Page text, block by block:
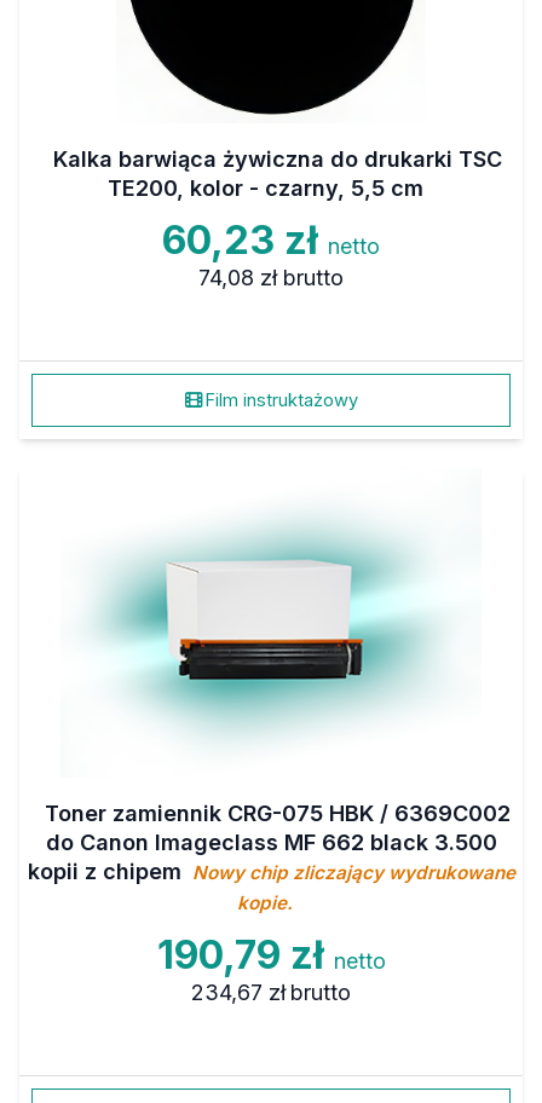
Kalka barwiąca żywiczna do drukarki TSC
TE200, kolor - czarny, 5,5 cm
60,23 zł netto
74,08 zł brutto
Film instruktażowy
Toner zamiennik CRG-075 HBK / 6369C002
do Canon Imageclass MF 662 black 3.500
kopii z chipem Nowy chip zliczający wydrukowane
kopie.
190,79 zł netto
234,67 zł brutto